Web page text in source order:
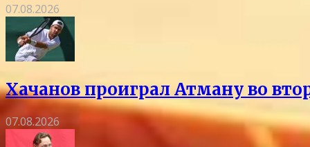
07.08.2026
Хачанов проиграл Атману во
07.08.2026